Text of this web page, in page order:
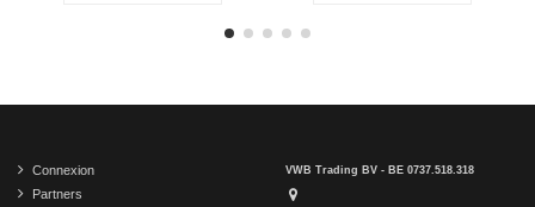
Connexion
Partners
VWB Trading BV - BE 0737.518.318